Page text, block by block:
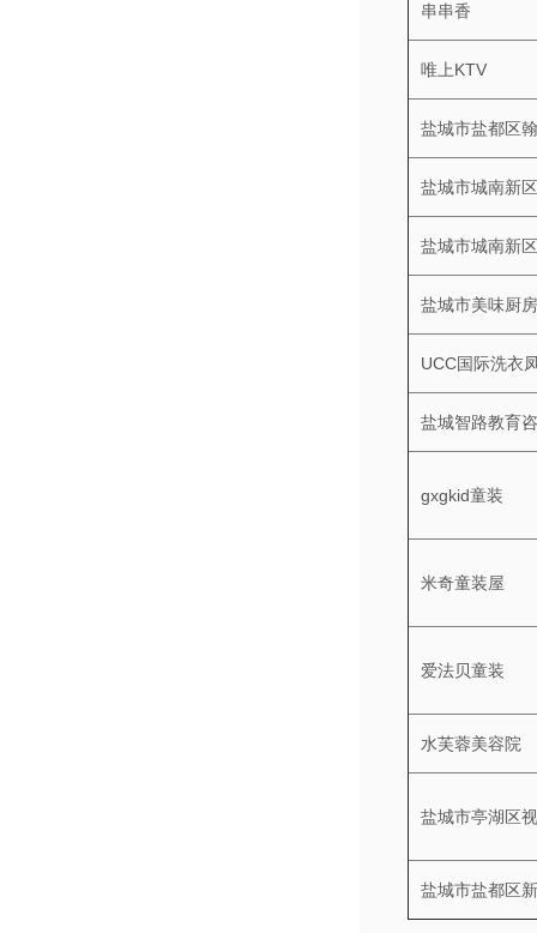
串串香
唯上KTV
盐城市盐都区
盐城市城南新
盐城市城南新
盐城市美味厨
UCC国际洗衣
盐城智路教育
gxgkid童装
米奇童装屋
爱法贝童装
水芙蓉美容院
盐城市亭湖区
盐城市盐都区